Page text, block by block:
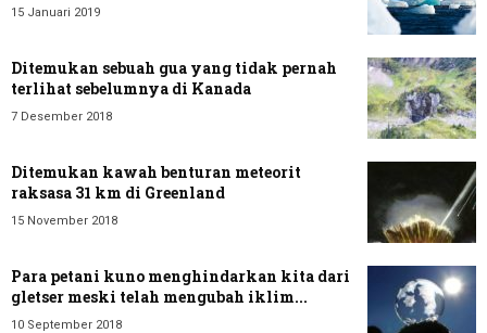
15 Januari 2019
Ditemukan sebuah gua yang tidak pernah
terlihat sebelumnya di Kanada
7 Desember 2018
Ditemukan kawah benturan meteorit
raksasa 31 km di Greenland
15 November 2018
Para petani kuno menghindarkan kita dari
gletser meski telah mengubah iklim...
10 September 2018